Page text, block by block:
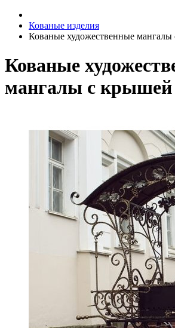
Кованые изделия
Кованые художественные
Кованые
мангалы с крышей